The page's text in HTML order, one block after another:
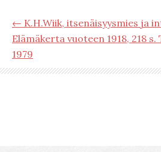
← K.H.Wiik, itsenäisyysmies ja
Elämäkerta vuoteen 1918, 218
1979